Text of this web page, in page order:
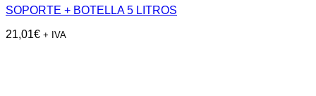
SOPORTE + BOTELLA 5 LITROS
21,01€ + IVA